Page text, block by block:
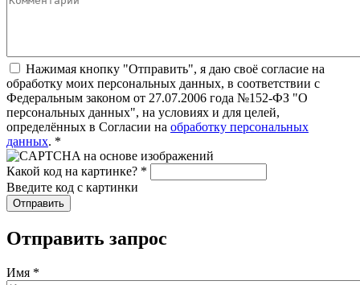
Нажимая кнопку "Отправить", я даю своё согласие на
обработку моих персональных данных, в соответствии с
Федеральным законом от 27.07.2006 года №152-ФЗ "О
персональных данных", на условиях и для целей,
определённых в Согласии на обработку персональных
данных. *
Какой код на картинке? *
Введите код с картинки
Отправить запрос
Имя *